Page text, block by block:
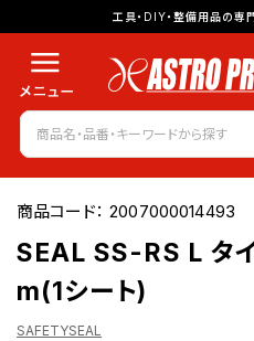
工具・DIY・整備用品の専
商品コード：2007000014493
SEAL SS-RS L タ
m(1シート)
SAFETYSEAL